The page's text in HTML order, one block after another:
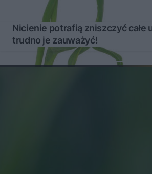
Nicienie potrafią zniszczyć całe
trudno je zauważyć!